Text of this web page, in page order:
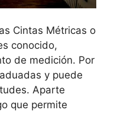
Cintas Métricas o
conocido,
de medición. Por
y puede
Aparte
que permite